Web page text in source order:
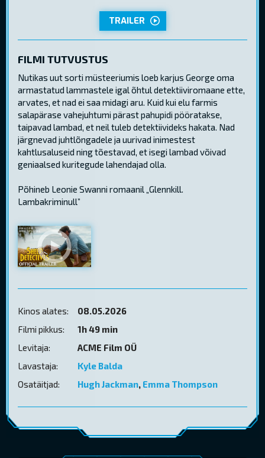
TRAILER
FILMI TUTVUSTUS
Nutikas uut sorti müsteeriumis loeb karjus George oma
armastatud lammastele igal õhtul detektiiviromaane ette,
arvates, et nad ei saa midagi aru. Kuid kui elu farmis
salapärase vahejuhtumi pärast pahupidi pööratakse,
taipavad lambad, et neil tuleb detektiivideks hakata. Nad
järgnevad juhtlõngadele ja uurivad inimestest
kahtlusaluseid ning tõestavad, et isegi lambad võivad
geniaalsed kuritegude lahendajad olla.
Põhineb Leonie Swanni romaanil „Glennkill.
Lambakriminull”
Kinos alates:
08.05.2026
Filmi pikkus:
1h 49 min
Levitaja:
ACME Film OÜ
Lavastaja:
Kyle Balda
Osatäitjad:
Hugh Jackman, Emma Thompson